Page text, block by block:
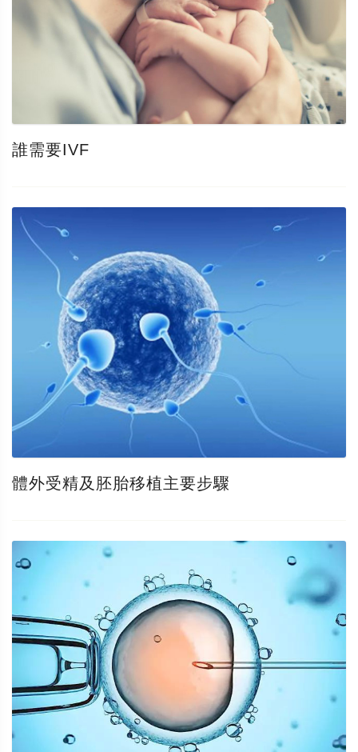
誰需要IVF
體外受精及胚胎移植主要步驟